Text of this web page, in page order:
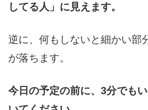
してる人」に見えます。
逆に、何もしないと細かい部
が落ちます。
今日の予定の前に、3分でも